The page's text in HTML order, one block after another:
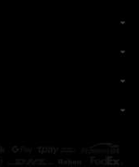
arrow_drop_down
arrow_drop_down
arrow_drop_down
arrow_drop_down